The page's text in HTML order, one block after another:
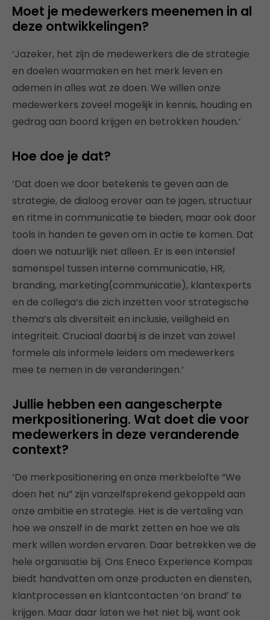
Moet je medewerkers meenemen in al
deze ontwikkelingen?
‘Jazeker, het zijn de medewerkers die de strategie
en doelen waarmaken en het merk leven en
ademen in alles wat ze doen. We willen onze
medewerkers zoveel mogelijk in kennis, houding en
gedrag aan boord krijgen en betrokken houden.’
Hoe doe je dat?
‘Dat doen we door betekenis te geven aan de
strategie, de dialoog erover aan te jagen, structuur
en ritme in communicatie te bieden, maar ook door
tools in handen te geven om in actie te komen. Dat
doen we natuurlijk niet alleen. Er is een intensief
samenspel tussen interne communicatie, HR,
branding, marketing(communicatie), klantexperts
en de collega’s die zich inzetten voor strategische
thema’s als diversiteit en inclusie, veiligheid en
integriteit. Cruciaal daarbij is de inzet van zowel
formele als informele leiders om medewerkers
mee te nemen in de veranderingen.’
Jullie hebben een aangescherpte
merkpositionering. Wat doet die voor
medewerkers in deze veranderende
context?
‘De merkpositionering en onze merkbelofte “We
doen het nu” zijn vanzelfsprekend gekoppeld aan
onze ambitie en strategie. Het is de vertaling van
hoe we onszelf in de markt zetten en hoe we als
merk willen worden ervaren. Daar betrekken we de
hele organisatie bij. Ons Eneco Experience Kompas
biedt handvatten om onze producten en diensten,
klantprocessen en klantcontacten ‘on brand’ te
krijgen. Maar daar laten we het niet bij, want ook